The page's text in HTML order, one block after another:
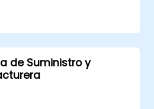
avanzadas de previsión y
para la planificación de
entre
equipos de ventas,
de Suministro y